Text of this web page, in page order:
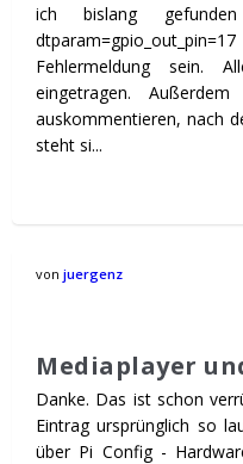
ich bislang
Fehlermeldung sein.
eingetragen.
auskommentieren, nach
steht si...
von juergenz
Mediaplayer
Danke. Das ist schon
Eintrag ursprünglich so
über Pi Config -